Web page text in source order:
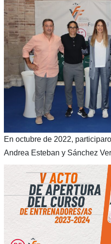
En octubre de 2022,
Andrea Esteban y Sánchez